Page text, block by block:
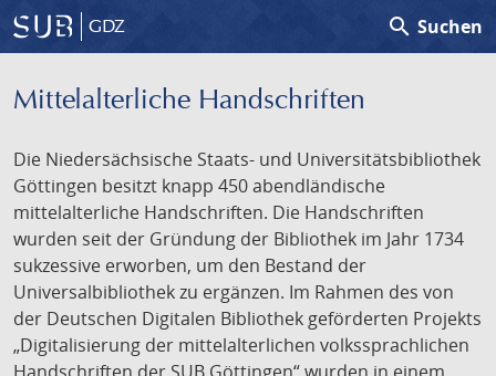
GDZ search Suchen
Mittelalterliche Handschriften
Die Niedersächsische Staats- und Universitätsbibliothek
Göttingen besitzt knapp 450 abendländische
mittelalterliche Handschriften. Die Handschriften
wurden seit der Gründung der Bibliothek im Jahr 1734
sukzessive erworben, um den Bestand der
Universalbibliothek zu ergänzen. Im Rahmen des von
der Deutschen Digitalen Bibliothek geförderten Projekts
„Digitalisierung der mittelalterlichen volkssprachlichen